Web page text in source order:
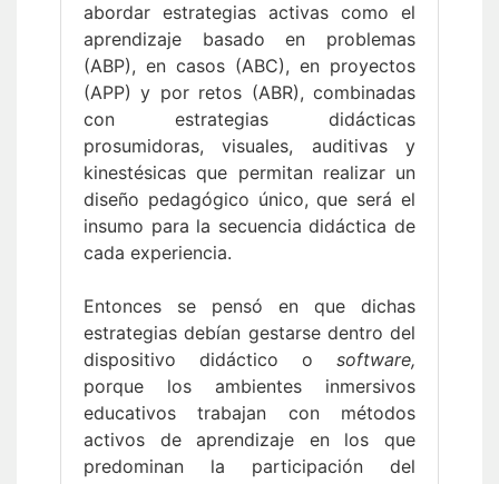
abordar estrategias activas como el
aprendizaje basado en problemas
(ABP), en casos (ABC), en proyectos
(APP) y por retos (ABR), combinadas
con estrategias didácticas
prosumidoras, visuales, auditivas y
kinestésicas que permitan realizar un
diseño pedagógico único, que será el
insumo para la secuencia didáctica de
cada experiencia.
Entonces se pensó en que dichas
estrategias debían gestarse dentro del
dispositivo didáctico o software,
porque los ambientes inmersivos
educativos trabajan con métodos
activos de aprendizaje en los que
predominan la participación del